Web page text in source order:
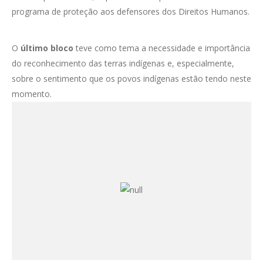
programa de proteção aos defensores dos Direitos Humanos.
O último bloco teve como tema a necessidade e importância
do reconhecimento das terras indígenas e, especialmente,
sobre o sentimento que os povos indígenas estão tendo neste
momento.